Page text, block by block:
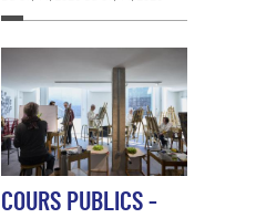
COURS PUBLICS -